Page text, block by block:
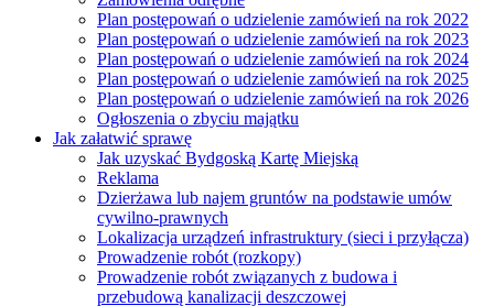
Plan postępowań o udzielenie zamówień na rok 2022
Plan postępowań o udzielenie zamówień na rok 2023
Plan postępowań o udzielenie zamówień na rok 2024
Plan postępowań o udzielenie zamówień na rok 2025
Plan postępowań o udzielenie zamówień na rok 2026
Ogłoszenia o zbyciu majątku
Jak załatwić sprawę
Jak uzyskać Bydgoską Kartę Miejską
Reklama
Dzierżawa lub najem gruntów na podstawie umów
cywilno-prawnych
Lokalizacja urządzeń infrastruktury (sieci i przyłącza)
Prowadzenie robót (rozkopy)
Prowadzenie robót związanych z budowa i
przebudową kanalizacji deszczowej